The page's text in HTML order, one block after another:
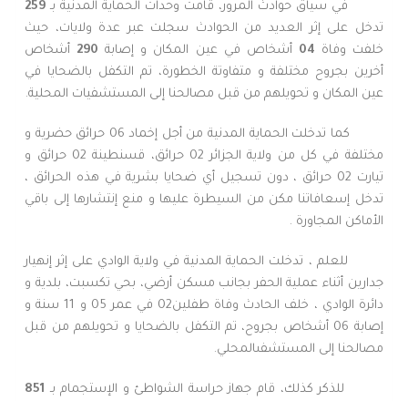
في سياق حوادث المرور، قامت وحدات الحماية المدنية بـ 259
تدخل على إثر العديد من الحوادث سجلت عبر عدة ولايات، حيث
خلفت وفاة 04 أشخاص في عين المكان و إصابة 290 أشخاص
أخرين بجروح مختلفة و متفاوتة الخطورة، تم التكفل بالضحايا في
عين المكان و تحويلهم من قبل مصالحنا إلى المستشفيات المحلية.
كما تدخلت الحماية المدنية من أجل إخماد 06 حرائق حضرية و
مختلفة في كل من ولاية الجزائر 02 حرائق، قسنطينة 02 حرائق و
تيارت 02 حرائق ، دون تسجيل أي ضحايا بشرية في هذه الحرائق ،
تدخل إسعافاتنا مكن من السيطرة عليها و منع إنتشارها إلى باقي
الأماكن المجاورة .
للعلم ، تدخلت الحماية المدنية في ولاية الوادي على إثر إنهيار
جدارين أثناء عملية الحفر بجانب مسكن أرضي، بحي تكسبت، بلدية و
دائرة الوادي ، خلف الحادث وفاة طفلين02 في عمر 05 و 11 سنة و
إصابة 06 أشخاص بجروح، تم التكفل بالضحايا و تحويلهم من قبل
مصالحنا إلى المستشفىالمحلي.
للذكر كذلك، قام جهاز حراسة الشواطئ و الإستجمام بـ 851